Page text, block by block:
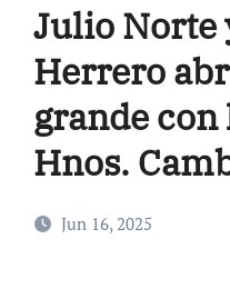
Julio Norte
Herrero
grande
Hnos.
Jun 16, 2025